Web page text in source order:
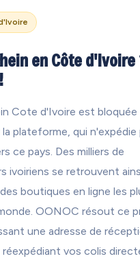
en Côte d'Ivoire
Cote d'Ivoire est bloquée
plateforme, qui n'expédie
ce pays. Des milliers de
ivoiriens se retrouvent
boutiques en ligne les
OONOC résout ce
une adresse de
réexpédiant vos colis